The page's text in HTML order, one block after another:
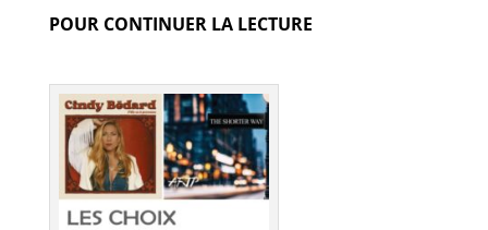
POUR CONTINUER LA LECTURE